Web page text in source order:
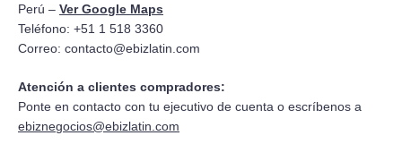
Perú – Ver Google Maps
Teléfono: +51 1 518 3360
Correo: contacto@ebizlatin.com
Atención a clientes compradores:
Ponte en contacto con tu ejecutivo de cuenta o escríbenos a
ebiznegocios@ebizlatin.com